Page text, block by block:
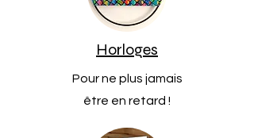
Horloges
Pour ne plus jamais
être en retard !